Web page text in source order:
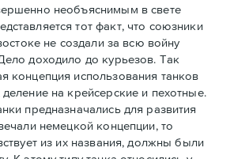
необъяснимым в свете
тот факт, что союзники
не создали за всю войну
доходило до курьезов. Так
концепция использования танков
на крейсерские и пехотные.
предназначались для развития
немецкой концепции, то
из их названия, должны были